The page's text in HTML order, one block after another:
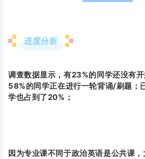
进度分析
调查数据显示，有23%的同学还没有开
58%的同学正在进行一轮背诵/刷题；
学也占到了20%；
因为专业课不同于政治英语是公共课